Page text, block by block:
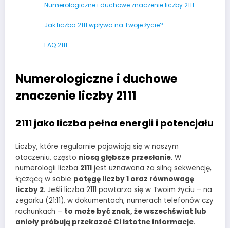
Numerologiczne i duchowe znaczenie liczby 2111
Jak liczba 2111 wpływa na Twoje życie?
FAQ 2111
Numerologiczne i duchowe
znaczenie liczby 2111
2111 jako liczba pełna energii i potencjału
Liczby, które regularnie pojawiają się w naszym
otoczeniu, często niosą głębsze przesłanie. W
numerologii liczba 2111 jest uznawana za silną sekwencję,
łączącą w sobie potęgę liczby 1 oraz równowagę
liczby 2. Jeśli liczba 2111 powtarza się w Twoim życiu – na
zegarku (21:11), w dokumentach, numerach telefonów czy
rachunkach – to może być znak, że wszechświat lub
anioły próbują przekazać Ci istotne informacje.